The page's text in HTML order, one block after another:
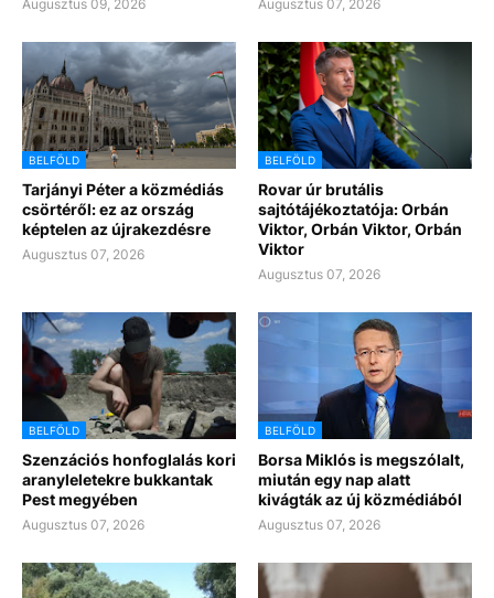
Augusztus 09, 2026 Augusztus 07, 2026
BELFÖLD
Tarjányi Péter a közmédiás
csörtéről: ez az ország
képtelen az újrakezdésre
Augusztus 07, 2026
BELFÖLD
Rovar úr brutális
sajtótájékoztatója: Orbán
Viktor, Orbán Viktor, Orbán
Viktor
Augusztus 07, 2026
BELFÖLD
Szenzációs honfoglalás kori
aranyleletekre bukkantak
Pest megyében
Augusztus 07, 2026
BELFÖLD
Borsa Miklós is megszólalt,
miután egy nap alatt
kivágták az új közmédiából
Augusztus 07, 2026